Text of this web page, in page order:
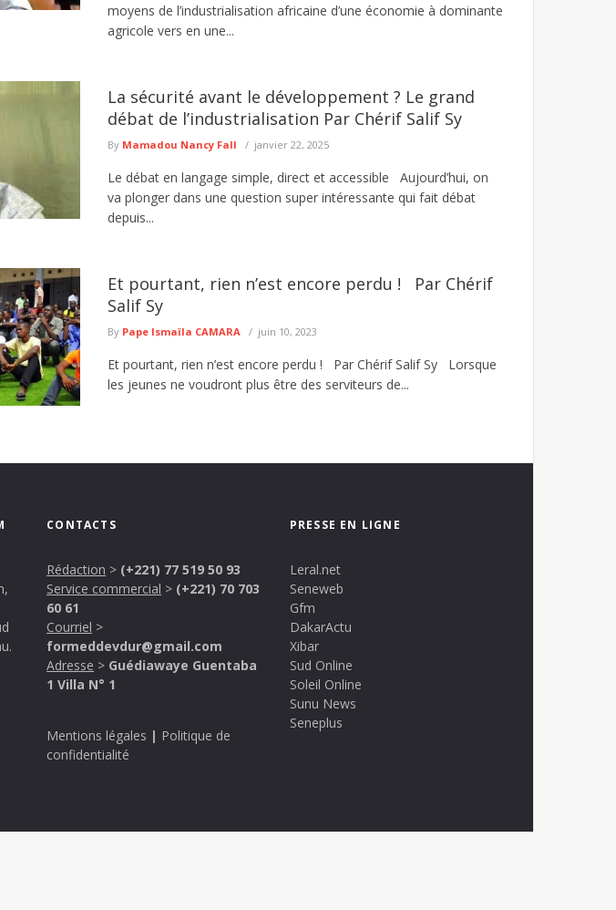
moyens de l’industrialisation africaine d’une économie à dominante
agricole vers en une...
La sécurité avant le développement ? Le grand
débat de l’industrialisation Par Chérif Salif Sy
By Mamadou Nancy Fall janvier 22, 2025
Le débat en langage simple, direct et accessible Aujourd’hui, on
va plonger dans une question super intéressante qui fait débat
depuis...
Et pourtant, rien n’est encore perdu ! Par Chérif
Salif Sy
By Pape Ismaïla CAMARA juin 10, 2023
Et pourtant, rien n’est encore perdu ! Par Chérif Salif Sy Lorsque
les jeunes ne voudront plus être des serviteurs de...
CONTACTS
Rédaction > (+221) 77 519 50 93
Service commercial > (+221) 70 703
60 61
Courriel >
formeddevdur@gmail.com
Adresse > Guédiawaye Guentaba
1 Villa N° 1
Mentions légales | Politique de
confidentialité
PRESSE EN LIGNE
Leral.net
Seneweb
Gfm
DakarActu
Xibar
Sud Online
Soleil Online
Sunu News
Seneplus